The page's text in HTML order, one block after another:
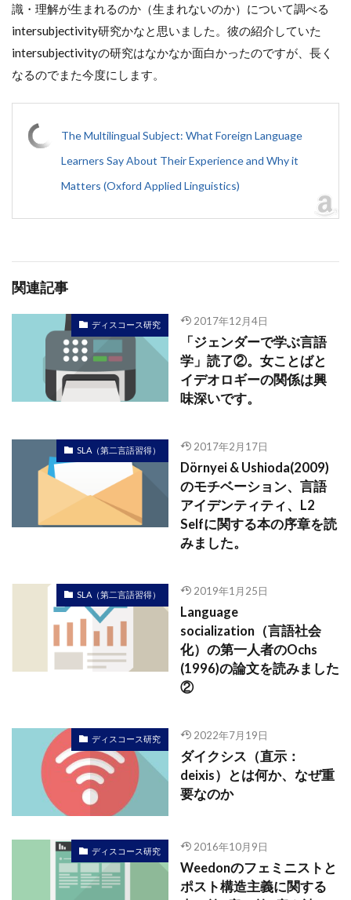
識・理解が生まれるのか（生まれないのか）について調べる
intersubjectivity研究かなと思いました。彼の紹介していた
intersubjectivityの研究はなかなか面白かったのですが、長く
なるのでまた今度にします。
The Multilingual Subject: What Foreign Language
Learners Say About Their Experience and Why it
Matters (Oxford Applied Linguistics)
関連記事
ディスコース研究 2017年12月4日
「ジェンダーで学ぶ言語
学」読了②。女ことばと
イデオロギーの関係は興
味深いです。
SLA（第二言語習得） 2017年2月17日
Dörnyei & Ushioda(2009)
のモチベーション、言語
アイデンティティ、L2
Selfに関する本の序章を読
みました。
SLA（第二言語習得） 2019年1月25日
Language
socialization（言語社会
化）の第一人者のOchs
(1996)の論文を読みました
②
ディスコース研究 2022年7月19日
ダイクシス（直示：
deixis）とは何か、なぜ重
要なのか
ディスコース研究 2016年10月9日
Weedonのフェミニストと
ポスト構造主義に関する